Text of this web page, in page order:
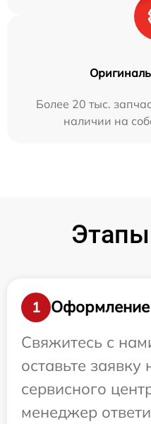
Более 20 тыс.
наличии на
1
Оформление
Свяжитесь с
оставьте заявку
сервисного
менеджер